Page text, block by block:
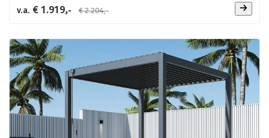
v.a. € 1.919,- € 2.204,-